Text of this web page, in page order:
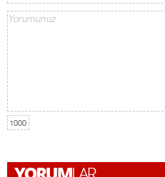
1000